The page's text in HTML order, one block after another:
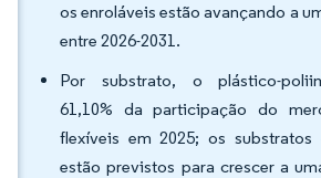
os enroláveis estão avançando a
entre 2026-2031.
Por substrato, o plástico-
61,10% da participação do
flexíveis em 2025; os
estão previstos para crescer a